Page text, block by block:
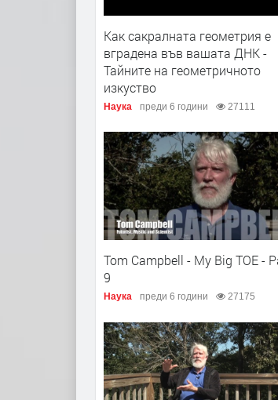
Как сакралната геометрия е
вградена във вашата ДНК -
Тайните на геометричното
изкуство
Наука преди 6 години 27111
Tom Campbell - My Big TOE -
9
Наука преди 6 години 27175